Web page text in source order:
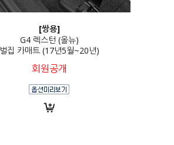
[쌍용]
G4 렉스턴 (올뉴)
벌집 카매트 (17년5월~20년)
회원공개